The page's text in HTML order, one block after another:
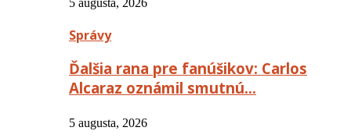
5 augusta, 2026
Správy
Ďalšia rana pre fanúšikov: Carlos
Alcaraz oznámil smutnú…
5 augusta, 2026